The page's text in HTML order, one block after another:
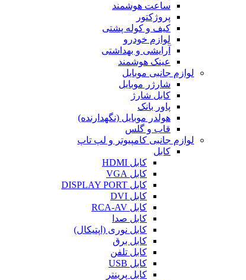
ساعت هوشمند
پروژکتور
کیف و کوله پشتی
لوازم خودرو
آرایشی و بهداشتی
عینک هوشمند
لوازم جانبی موبایل
شارژر موبایل
کابل شارژ
پاور بانک
هولدر موبایل (نگهدارنده)
قاب و گلس
لوازم جانبی کامپیوتر و لپ تاپ
کابل
کابل HDMI
کابل VGA
کابل DISPLAY PORT
کابل DVI
کابل RCA-AV
کابل صدا
کابل نوری (اپتیکال)
کابل برق
کابل تلفن
کابل USB
کابل پرینتر